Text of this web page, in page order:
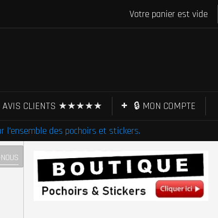
Votre panier est vide
AVIS CLIENTS ★★★★★
🔒 MON COMPTE
l'ensemble des pochoirs et stickers.